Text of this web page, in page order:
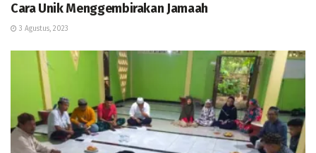
Cara Unik Menggembirakan Jamaah
3 Agustus, 2023